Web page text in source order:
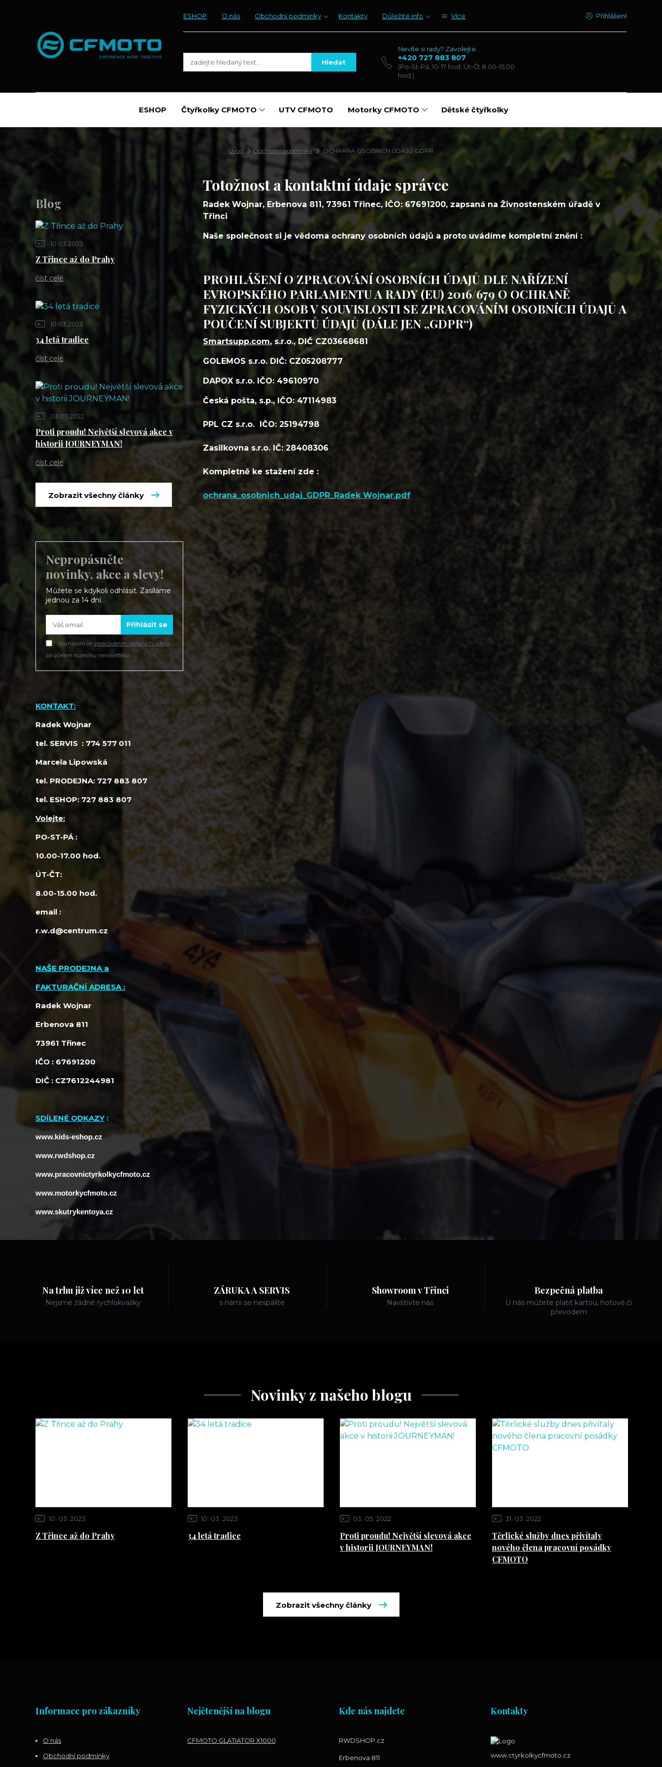
ESHOP O nás Obchodní podmínky Kontakty Důležité info Více Přihlášení
Hledat
Nevíte si rady? Zavolejte.
+420 727 883 807
(Po-St-Pá, 10-17 hod. Út-Čt 8.00-15.00
hod.)
ESHOP Čtyřkolky CFMOTO UTV CFMOTO Motorky CFMOTO Dětské čtyřkolky
Úvod Obchodní podmínky OCHRANA OSOBNÍCH ÚDAJŮ GDPR
Blog
10.03.2023
Z Třince až do Prahy
číst celé
10.03.2023
34 letá tradice
číst celé
03.05.2022
Proti proudu! Největší slevová akce v
historii JOURNEYMAN!
číst celé
Zobrazit všechny články
Nepropásněte
novinky, akce a slevy!
Můžete se kdykoli odhlásit. Zasíláme
jednou za 14 dní.
Přihlásit se
Souhlasím se zpracováním osobních údajů
za účelem rozesílky newsletteru.
KONTAKT:
Radek Wojnar
tel. SERVIS : 774 577 011
Marcela Lipowská
tel. PRODEJNA: 727 883 807
tel. ESHOP: 727 883 807
Volejte:
PO-ST-PÁ :
10.00-17.00 hod.
ÚT-ČT:
8.00-15.00 hod.
email :
r.w.d@centrum.cz
NAŠE PRODEJNA a
FAKTURAČNÍ ADRESA :
Radek Wojnar
Erbenova 811
73961 Třinec
IČO : 67691200
DIČ : CZ7612244981
SDÍLENÉ ODKAZY:
www.kids-eshop.cz
www.rwdshop.cz
www.pracovnictyrkolkycfmoto.cz
www.motorkycfmoto.cz
www.skutrykentoya.cz
Totožnost a kontaktní údaje správce
Radek Wojnar, Erbenova 811, 73961 Třinec, IČO: 67691200, zapsaná na Živnostenském úřadě v
Třinci
Naše společnost si je vědoma ochrany osobních údajů a proto uvádíme kompletní znění :
PROHLÁŠENÍ O ZPRACOVÁNÍ OSOBNÍCH ÚDAJŮ DLE NAŘÍZENÍ
EVROPSKÉHO PARLAMENTU A RADY (EU) 2016/679 O OCHRANĚ
FYZICKÝCH OSOB V SOUVISLOSTI SE ZPRACOVÁNÍM OSOBNÍCH ÚDAJŮ A
POUČENÍ SUBJEKTŮ ÚDAJŮ (DÁLE JEN „GDPR“)
Smartsupp.com, s.r.o., DIČ CZ03668681
GOLEMOS s.r.o. DIČ: CZ05208777
DAPOX s.r.o. IČO: 49610970
Česká pošta, s.p., IČO: 47114983
PPL CZ s.r.o. IČO: 25194798
Zasilkovna s.r.o. IČ: 28408306
Kompletně ke stažení zde :
ochrana_osobnich_udaj_GDPR_Radek Wojnar.pdf
Na trhu již více než 10 let
Nejsme žádné rychlokvašky
ZÁRUKA A SERVIS
s námi se nespálíte
Showroom v Třinci
Navštivte nás
Bezpečná platba
U nás můžete platit kartou, hotově či
převodem
Novinky z našeho blogu
10 03 2023
Z Třince až do Prahy
10 03 2023
34 letá tradice
03 05 2022
Proti proudu! Největší slevová akce
v historii JOURNEYMAN!
31 03 2022
Těrlické služby dnes přivítaly
nového člena pracovní posádky
CFMOTO
Zobrazit všechny články
Informace pro zákazníky
O nás
Obchodní podmínky
Nejčtenější na blogu
CFMOTO GLATIATOR X1000
Kde nás najdete
RWDSHOP.cz
Erbenova 811
Kontakty
www.ctyrkolkycfmoto.cz